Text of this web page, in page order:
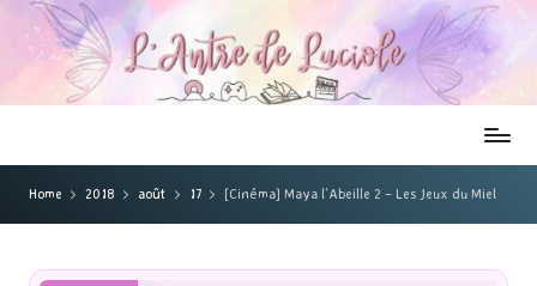
Home 2018 août 17 [Cinéma] Maya l’Abeille 2 – Les Jeux du Miel